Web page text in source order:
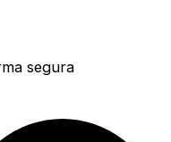
segura